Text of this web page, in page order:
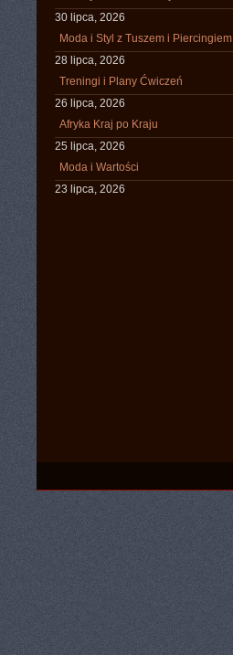
30 lipca, 2026
Moda i Styl z Tuszem i Piercingiem
28 lipca, 2026
Treningi i Plany Ćwiczeń
26 lipca, 2026
Afryka Kraj po Kraju
25 lipca, 2026
Moda i Wartości
23 lipca, 2026